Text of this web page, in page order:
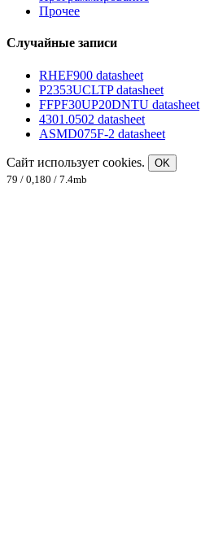
Прочее
Случайные записи
RHEF900 datasheet
P2353UCLTP datasheet
FFPF30UP20DNTU datasheet
4301.0502 datasheet
ASMD075F-2 datasheet
Сайт использует cookies.
OK
79 / 0,180 / 7.4mb